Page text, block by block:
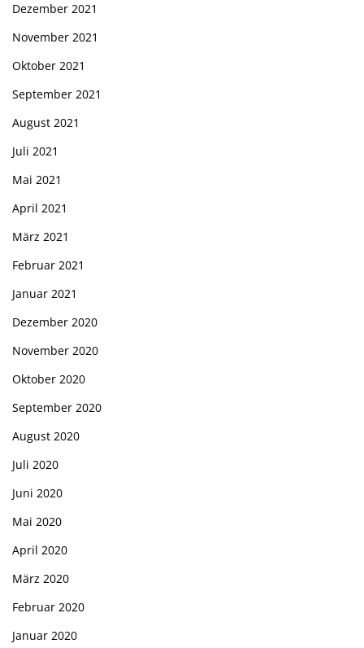
Dezember 2021
November 2021
Oktober 2021
September 2021
August 2021
Juli 2021
Mai 2021
April 2021
März 2021
Februar 2021
Januar 2021
Dezember 2020
November 2020
Oktober 2020
September 2020
August 2020
Juli 2020
Juni 2020
Mai 2020
April 2020
März 2020
Februar 2020
Januar 2020